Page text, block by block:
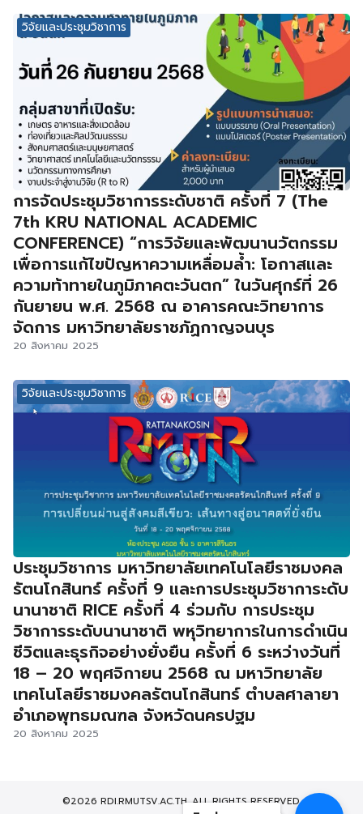
วิจัยและประชุมวิชาการ
การจัดประชุมวิชาการระดับชาติ ครั้งที่ 7 (The
7th KRU NATIONAL ACADEMIC
CONFERENCE) “การวิจัยและพัฒนานวัตกรรม
เพื่อการแก้ไขปัญหาความเหลื่อมล้ำ: โอกาสและ
ความท้าทายในภูมิภาคตะวันตก” ในวันศุกร์ที่ 26
กันยายน พ.ศ. 2568 ณ อาคารคณะวิทยาการ
จัดการ มหาวิทยาลัยราชภัฏกาญจนบุร
20 สิงหาคม 2025
วิจัยและประชุมวิชาการ
ประชุมวิชาการ มหาวิทยาลัยเทคโนโลยีราชมงคล
รัตนโกสินทร์ ครั้งที่ 9 และการประชุมวิชาการะดับ
นานาชาติ RICE ครั้งที่ 4 ร่วมกับ การประชุม
วิชาการระดับนานาชาติ พหุวิทยาการในการดำเนิน
ชีวิตและธุรกิจอย่างยั่งยืน ครั้งที่ 6 ระหว่างวันที่
18 – 20 พฤศจิกายน 2568 ณ มหาวิทยาลัย
เทคโนโลยีราชมงคลรัตนโกสินทร์ ตำบลศาลายา
อำเภอพุทธมณฑล จังหวัดนครปฐม
20 สิงหาคม 2025
©2026 RDI.RMUTSV.AC.TH. ALL RIGHTS RESERVED.